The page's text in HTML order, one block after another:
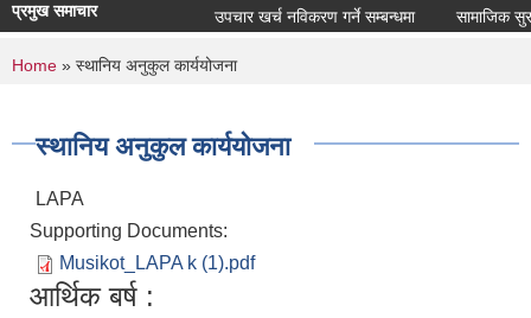
प्रमुख समाचार उपचार खर्च नविकरण गर्ने सम्बन्धमा
You are here
Home » स्थानिय अनुकुल कार्ययोजना
स्थानिय अनुकुल कार्ययोजना
LAPA
Supporting Documents:
Musikot_LAPA k (1).pdf
आर्थिक बर्ष :